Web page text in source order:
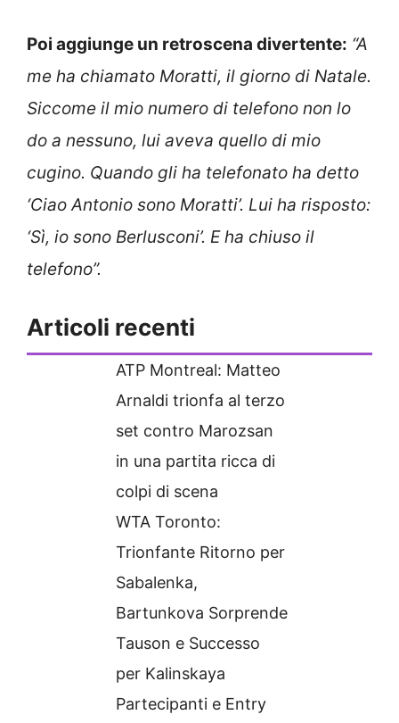
Poi aggiunge un retroscena divertente: “A
me ha chiamato Moratti, il giorno di Natale.
Siccome il mio numero di telefono non lo
do a nessuno, lui aveva quello di mio
cugino. Quando gli ha telefonato ha detto
‘Ciao Antonio sono Moratti’. Lui ha risposto:
‘Sì, io sono Berlusconi’. E ha chiuso il
telefono”.
Articoli recenti
ATP Montreal: Matteo
Arnaldi trionfa al terzo
set contro Marozsan
in una partita ricca di
colpi di scena
WTA Toronto:
Trionfante Ritorno per
Sabalenka,
Bartunkova Sorprende
Tauson e Successo
per Kalinskaya
Partecipanti e Entry